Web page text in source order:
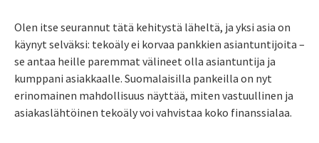
Olen itse seurannut tätä kehitystä läheltä, ja yksi asia on
käynyt selväksi: tekoäly ei korvaa pankkien asiantuntijoita –
se antaa heille paremmat välineet olla asiantuntija ja
kumppani asiakkaalle. Suomalaisilla pankeilla on nyt
erinomainen mahdollisuus näyttää, miten vastuullinen ja
asiakaslähtöinen tekoäly voi vahvistaa koko finanssialaa.